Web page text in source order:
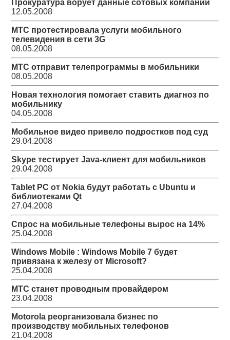
Прокуратура ворует данные сотовых компаний
12.05.2008
МТС протестировала услуги мобильного
телевидения в сети 3G
08.05.2008
МТС отправит телепрограммы в мобильники
08.05.2008
Новая технология помогает ставить диагноз по
мобильнику
04.05.2008
Мобильное видео привело подростков под суд
29.04.2008
Skype тестирует Java-клиент для мобильников
29.04.2008
Tablet PC от Nokia будут работать с Ubuntu и
библиотеками Qt
27.04.2008
Спрос на мобильные телефоны вырос на 14%
25.04.2008
Windows Mobile : Windows Mobile 7 будет
привязана к железу от Microsoft?
25.04.2008
МТС станет проводным провайдером
23.04.2008
Motorola реорганизовала бизнес по
производству мобильных телефонов
21.04.2008